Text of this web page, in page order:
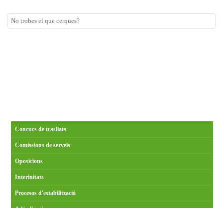
Concurs de trasllats
Comissions de serveis
Oposicions
Interinitats
Procesos d'estabilització